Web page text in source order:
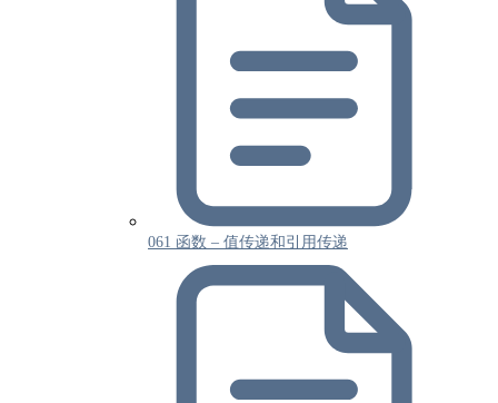
061 函数 – 值传递和引用传递